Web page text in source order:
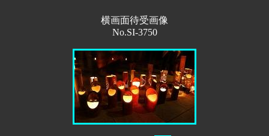
横画面待受画像
No.SI-3750